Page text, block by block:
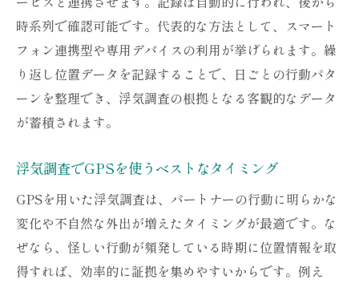
時系列で確認可能です。代表的な方法として、スマート
フォン連携型や専用デバイスの利用が挙げられます。繰
り返し位置データを記録することで、日ごとの行動パタ
ーンを整理でき、浮気調査の根拠となる客観的なデータ
が蓄積されます。
浮気調査でGPSを使うベストなタイミング
GPSを用いた浮気調査は、パートナーの行動に明らかな
変化や不自然な外出が増えたタイミングが最適です。な
ぜなら、怪しい行動が頻発している時期に位置情報を取
得すれば、効率的に証拠を集めやすいからです。例え